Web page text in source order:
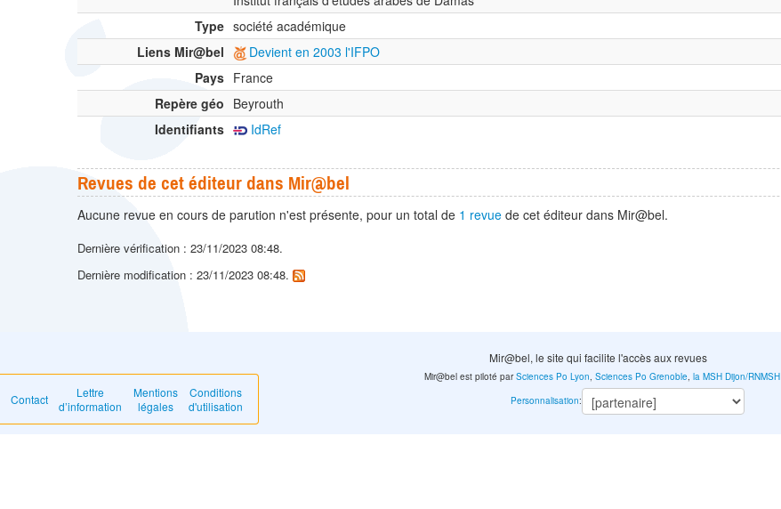
Type société académique
Liens Mir@bel
Devient en 2003 l'IFPO
Pays France
Repère géo Beyrouth
Identifiants
IdRef
Revues de cet éditeur dans Mir@bel
Aucune revue en cours de parution n'est présente, pour un total de 1 revue de cet éditeur dans Mir@bel.
Dernière vérification : 23/11/2023 08:48.
Dernière modification : 23/11/2023 08:48.
Mir@bel, le site qui facilite l'accès aux revues
Contact
Lettre
d’information
Mentions
légales
Conditions
d'utilisation
Mir@bel est piloté parSciences Po Lyon,Sciences Po Grenoble,la MSH Dijon/RNMSH
Personnalisation: